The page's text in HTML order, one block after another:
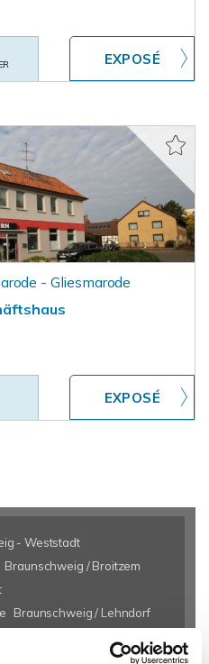
- Gliesmarode
- Weststadt
Braunschweig / Broitzem
Braunschweig / Lehndorf